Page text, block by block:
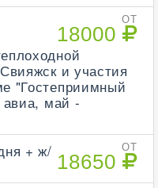
ОТ
18000
и участия
"Гостеприимный
май -
ОТ
18650
+ ж/